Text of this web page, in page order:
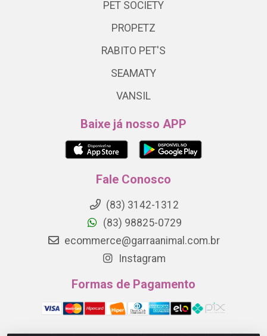
PET SOCIETY
PROPETZ
RABITO PET'S
SEAMATY
VANSIL
Baixe já nosso APP
Fale Conosco
(83) 3142-1312
(83) 98825-0729
ecommerce@garraanimal.com.br
Instagram
Formas de Pagamento